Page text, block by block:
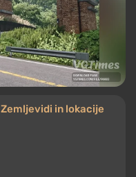
Zemljevidi in lokacije